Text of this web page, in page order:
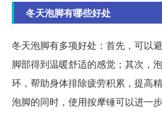
冬天泡脚有哪些好处
冬天泡脚有多项好处：首先，可以
脚部得到温暖舒适的感觉；其次，
环，帮助身体排除疲劳积累，提高
泡脚的同时，使用按摩锤可以进一